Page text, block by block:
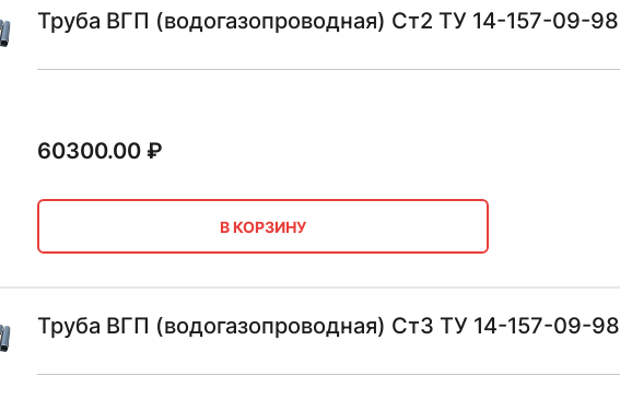
Труба ВГП (водогазопроводная) Ст2 ТУ 14-157-09-98
60300.00₽
В КОРЗИНУ
Труба ВГП (водогазопроводная) Ст3 ТУ 14-157-09-98